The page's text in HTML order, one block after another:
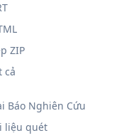
Báo Nghiên Cứu
liệu quét
ZIP
cả